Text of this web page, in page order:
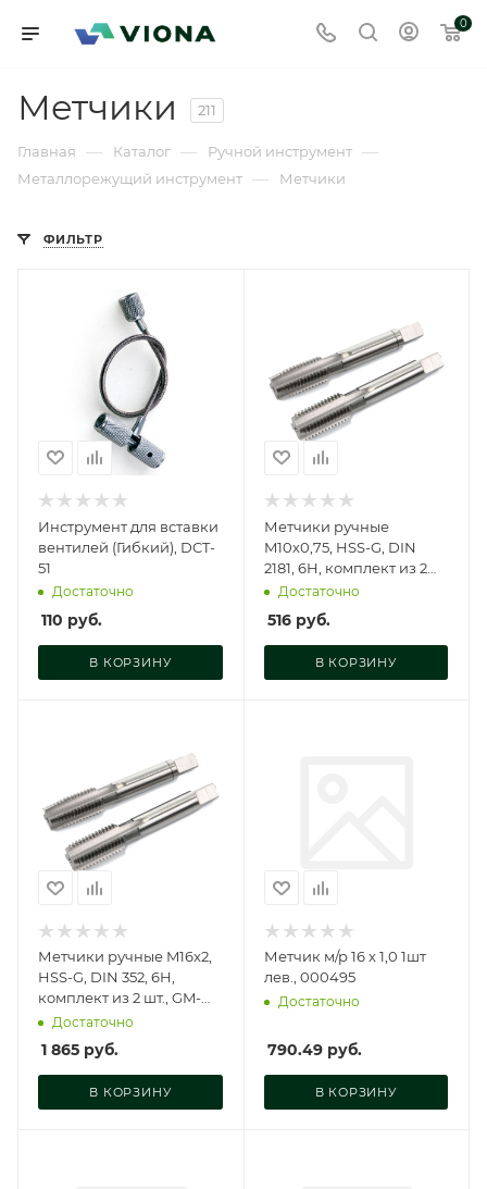
0
Метчики 211
Главная — Каталог — Ручной инструмент —
Металлорежущий инструмент — Метчики
ФИЛЬТР
Инструмент для вставки
вентилей (Гибкий), DCT-
51
Достаточно
110 руб.
В КОРЗИНУ
Метчики ручные
M10х0,75, HSS-G, DIN
2181, 6H, комплект из 2
шт., GM-TF10075
Достаточно
516руб.
В КОРЗИНУ
Метчики ручные M16x2,
HSS-G, DIN 352, 6H,
комплект из 2 шт., GM-
TC16200
Достаточно
1 865 руб.
В КОРЗИНУ
Метчик м/р 16 х 1,0 1шт
лев., 000495
Достаточно
790.49руб.
В КОРЗИНУ